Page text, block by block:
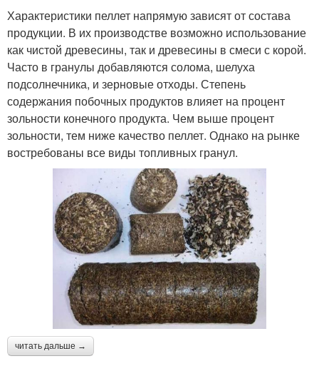
Характеристики пеллет напрямую зависят от состава
продукции. В их производстве возможно использование
как чистой древесины, так и древесины в смеси с корой.
Часто в гранулы добавляются солома, шелуха
подсолнечника, и зерновые отходы. Степень
содержания побочных продуктов влияет на процент
зольности конечного продукта. Чем выше процент
зольности, тем ниже качество пеллет. Однако на рынке
востребованы все виды топливных гранул.
читать дальше →